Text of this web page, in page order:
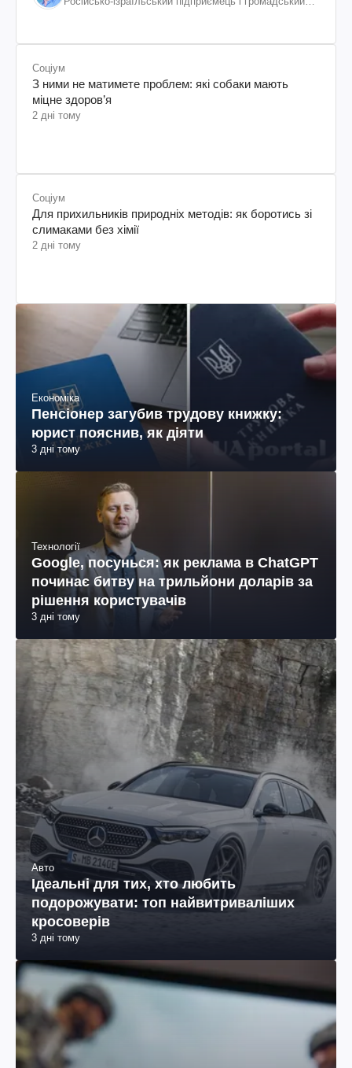
Соціум
З ними не матимете проблем: які собаки мають
міцне здоров’я
2 дні тому
Соціум
Для прихильників природніх методів: як боротись зі
слимаками без хімії
2 дні тому
Економіка
Пенсіонер загубив трудову книжку:
юрист пояснив, як діяти
3 дні тому
Технології
Google, посунься: як реклама в ChatGPT
починає битву на трильйони доларів за
рішення користувачів
3 дні тому
Авто
Ідеальні для тих, хто любить
подорожувати: топ найвитриваліших
кросоверів
3 дні тому